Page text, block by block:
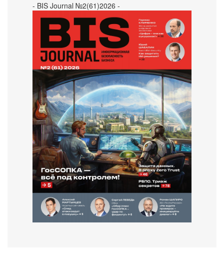
- BIS Journal №2(61)2026 -